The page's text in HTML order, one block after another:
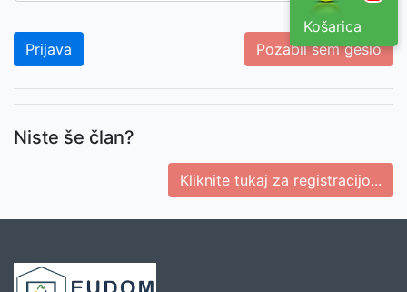
Košarica
Pozabil sem geslo
Niste še član?
Kliknite tukaj za registracijo...